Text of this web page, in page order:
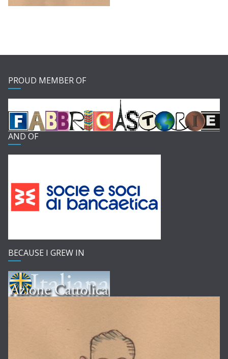
PROUD MEMBER OF
AND OF
BECAUSE I GREW IN